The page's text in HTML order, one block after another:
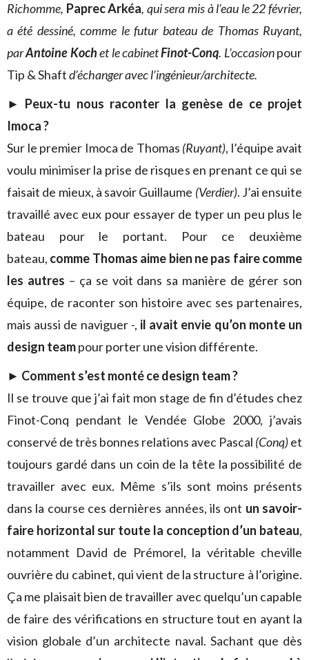
Richomme, Paprec Arkéa, qui sera mis à l’eau le 22 février,
a été dessiné, comme le futur bateau de Thomas Ruyant,
parAntoine Kochet le cabinetFinot-Conq. L’occasionpour
Tip & Shaftd’échanger avec l’ingénieur/architecte.
► Peux-tu nous raconter la genèse de ce projet
Imoca ?
Sur le premier Imoca de Thomas (Ruyant), l’équipe avait
voulu minimiser la prise de risques en prenant ce qui se
faisait de mieux, à savoir Guillaume (Verdier). J’ai ensuite
travaillé avec eux pour essayer de typer un peu plus le
bateau pour le portant. Pour ce deuxième
bateau, comme Thomas aime bien ne pas faire comme
les autres – ça se voit dans sa manière de gérer son
équipe, de raconter son histoire avec ses partenaires,
mais aussi de naviguer -, il avait envie qu’on monte un
design teampour porter une vision différente.
► Comment s’est monté ce design team ?
Il se trouve que j’ai fait mon stage de fin d’études chez
Finot-Conq pendant le Vendée Globe 2000, j’avais
conservé de très bonnes relations avec Pascal (Conq)et
toujours gardé dans un coin de la tête la possibilité de
travailler avec eux. Même s’ils sont moins présents
dans la course ces dernières années, ils ont un savoir-
faire horizontal sur toute la conception d’un bateau,
notamment David de Prémorel, la véritable cheville
ouvrière du cabinet, qui vient de la structure à l’origine.
Ça me plaisait bien de travailler avec quelqu’un capable
de faire des vérifications en structure tout en ayant la
vision globale d’un architecte naval. Sachant que dès